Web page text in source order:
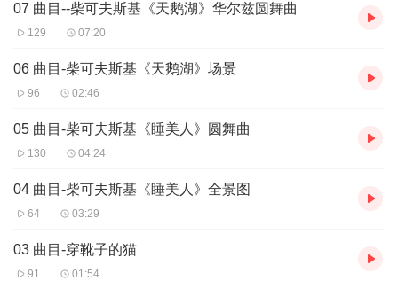
07 曲目--柴可夫斯基《天鹅湖》华尔兹圆舞曲
129 07:20
06 曲目-柴可夫斯基《天鹅湖》场景
96 02:46
05 曲目-柴可夫斯基《睡美人》圆舞曲
130 04:24
04 曲目-柴可夫斯基《睡美人》全景图
64 03:29
03 曲目-穿靴子的猫
91 01:54